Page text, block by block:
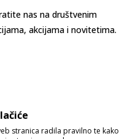
nas na društvenim
akcijama i novitetima.
stranica radila pravilno te kako